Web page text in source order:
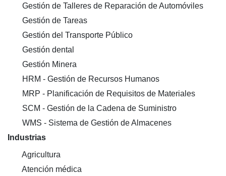
Gestión de Talleres de Reparación de Automóviles
Gestión de Tareas
Gestión del Transporte Público
Gestión dental
Gestión Minera
HRM - Gestión de Recursos Humanos
MRP - Planificación de Requisitos de Materiales
SCM - Gestión de la Cadena de Suministro
WMS - Sistema de Gestión de Almacenes
Industrias
Agricultura
Atención médica